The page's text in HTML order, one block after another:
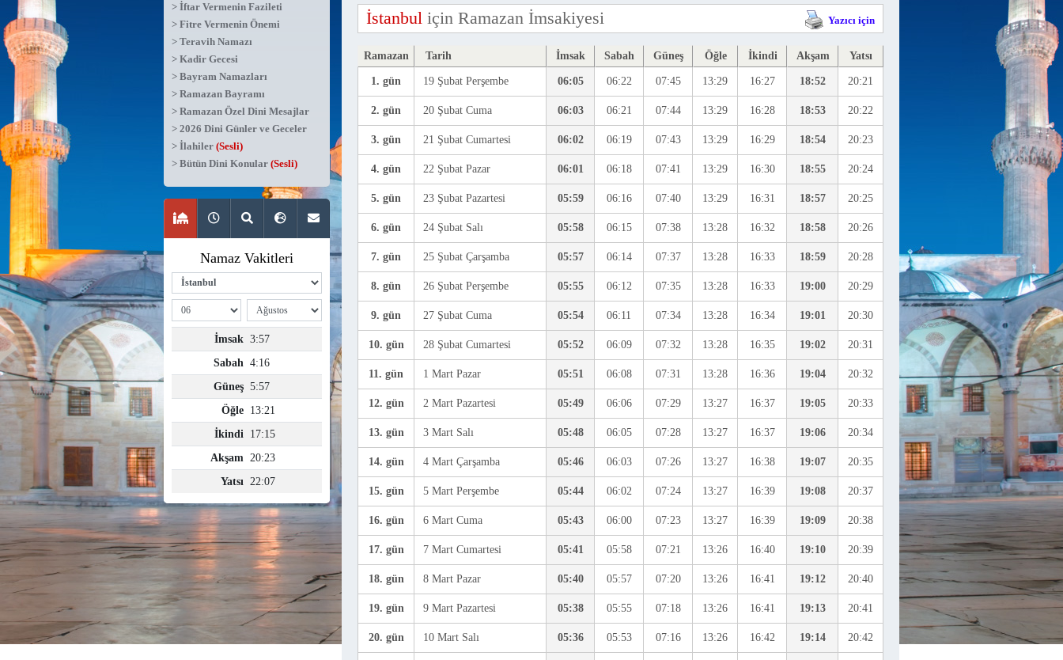
> İftar Vermenin Fazileti
> Fitre Vermenin Önemi
> Teravih Namazı
> Kadir Gecesi
> Bayram Namazları
> Ramazan Bayramı
> Ramazan Özel Dini Mesajlar
> 2026 Dini Günler ve Geceler
> İlahiler (Sesli)
> Bütün Dini Konular (Sesli)
İstanbul için Ramazan İmsakiyesi Yazıcı için
Ramazan Tarih İmsak Sabah Güneş Öğle İkindi Akşam Yatsı
1. gün 19 Şubat Perşembe 06:05 06:22 07:45 13:29 16:27 18:52 20:21
2. gün 20 Şubat Cuma 06:03 06:21 07:44 13:29 16:28 18:53 20:22
3. gün 21 Şubat Cumartesi 06:02 06:19 07:43 13:29 16:29 18:54 20:23
4. gün 22 Şubat Pazar 06:01 06:18 07:41 13:29 16:30 18:55 20:24
5. gün 23 Şubat Pazartesi 05:59 06:16 07:40 13:29 16:31 18:57 20:25
6. gün 24 Şubat Salı 05:58 06:15 07:38 13:28 16:32 18:58 20:26
7. gün 25 Şubat Çarşamba 05:57 06:14 07:37 13:28 16:33 18:59 20:28
8. gün 26 Şubat Perşembe 05:55 06:12 07:35 13:28 16:33 19:00 20:29
9. gün 27 Şubat Cuma 05:54 06:11 07:34 13:28 16:34 19:01 20:30
10. gün 28 Şubat Cumartesi 05:52 06:09 07:32 13:28 16:35 19:02 20:31
11. gün 1 Mart Pazar 05:51 06:08 07:31 13:28 16:36 19:04 20:32
12. gün 2 Mart Pazartesi 05:49 06:06 07:29 13:27 16:37 19:05 20:33
13. gün 3 Mart Salı 05:48 06:05 07:28 13:27 16:37 19:06 20:34
14. gün 4 Mart Çarşamba 05:46 06:03 07:26 13:27 16:38 19:07 20:35
15. gün 5 Mart Perşembe 05:44 06:02 07:24 13:27 16:39 19:08 20:37
16. gün 6 Mart Cuma 05:43 06:00 07:23 13:27 16:39 19:09 20:38
17. gün 7 Mart Cumartesi 05:41 05:58 07:21 13:26 16:40 19:10 20:39
18. gün 8 Mart Pazar 05:40 05:57 07:20 13:26 16:41 19:12 20:40
19. gün 9 Mart Pazartesi 05:38 05:55 07:18 13:26 16:41 19:13 20:41
20. gün 10 Mart Salı 05:36 05:53 07:16 13:26 16:42 19:14 20:42